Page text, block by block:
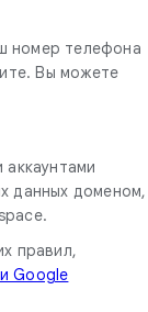
номер телефона
Вы можете
данных доменом,
правил,
Google